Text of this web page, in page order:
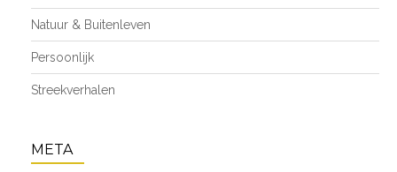
Natuur & Buitenleven
Persoonlijk
Streekverhalen
META